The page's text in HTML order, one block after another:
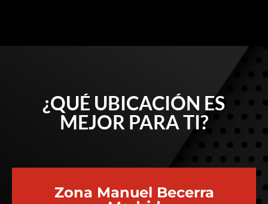
¿QUÉ UBICACIÓN ES
MEJOR PARA TI?
Zona Manuel Becerra